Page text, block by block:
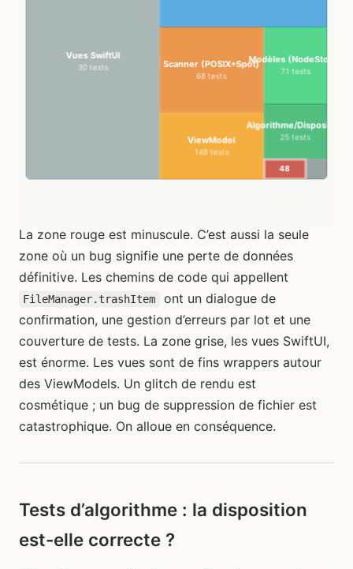
La zone rouge est minuscule. C’est aussi la seule
zone où un bug signifie une perte de données
définitive. Les chemins de code qui appellent
FileManager.trashItem
ont un dialogue de
confirmation, une gestion d’erreurs par lot et une
couverture de tests. La zone grise, les vues SwiftUI,
est énorme. Les vues sont de fins wrappers autour
des ViewModels. Un glitch de rendu est
cosmétique ; un bug de suppression de fichier est
catastrophique. On alloue en conséquence.
Tests d’algorithme : la disposition
est-elle correcte ?